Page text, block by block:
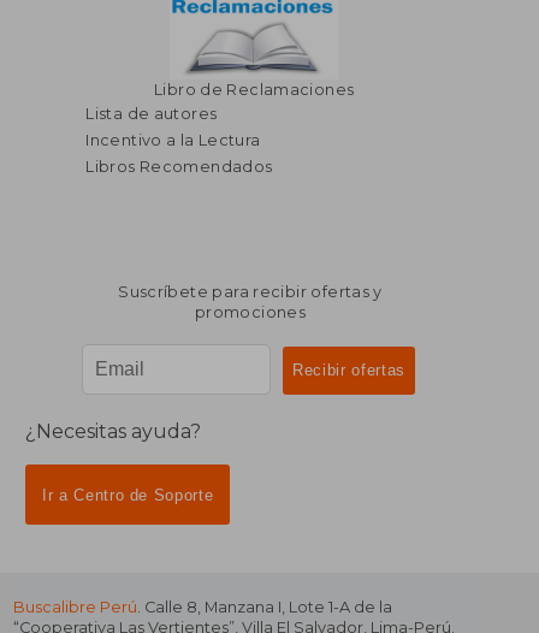
Libro de Reclamaciones
Lista de autores
Incentivo a la Lectura
Libros Recomendados
Suscríbete para recibir ofertas y
promociones
¿Necesitas ayuda?
Ir a Centro de Soporte
Buscalibre Perú. Calle 8, Manzana I, Lote 1-A de la
“Cooperativa Las Vertientes”, Villa El Salvador, Lima-Perú.